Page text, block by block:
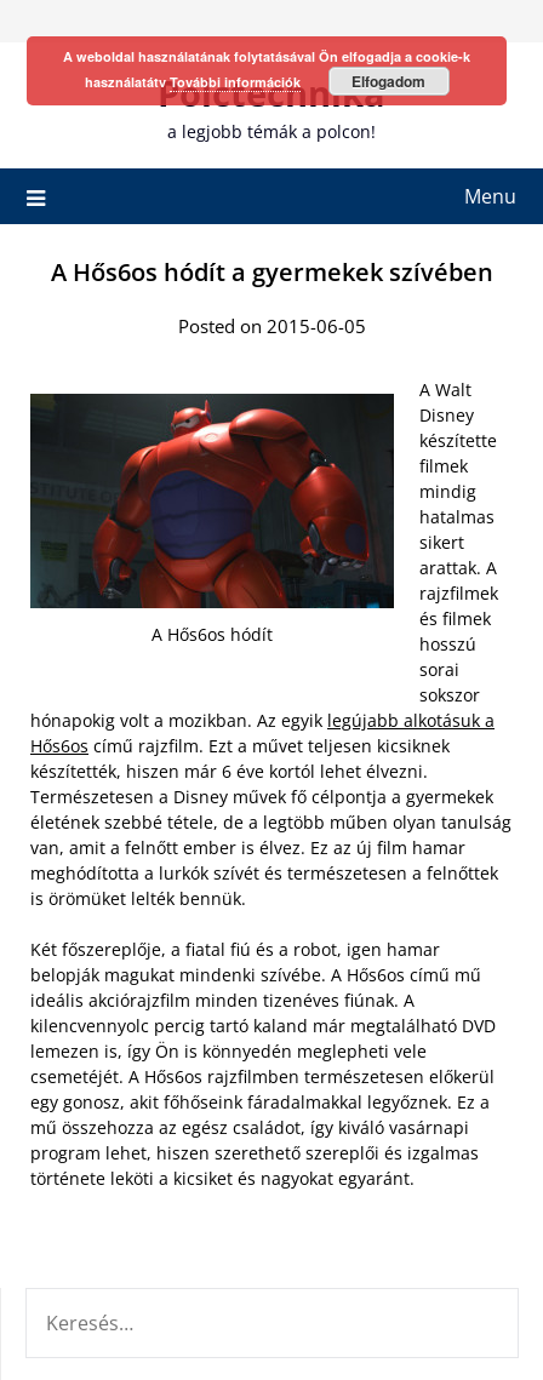
Polctechnika
a legjobb témák a polcon!
Menu
A Hős6os hódít a gyermekek szívében
Posted on 2015-06-05
A Hős6os hódít
A Walt
Disney
készítette
filmek
mindig
hatalmas
sikert
arattak. A
rajzfilmek
és filmek
hosszú
sorai
sokszor
hónapokig volt a mozikban. Az egyik legújabb alkotásuk a
Hős6os című rajzfilm. Ezt a művet teljesen kicsiknek
készítették, hiszen már 6 éve kortól lehet élvezni.
Természetesen a Disney művek fő célpontja a gyermekek
életének szebbé tétele, de a legtöbb műben olyan tanulság
van, amit a felnőtt ember is élvez. Ez az új film hamar
meghódította a lurkók szívét és természetesen a felnőttek
is örömüket lelték bennük.
Két főszereplője, a fiatal fiú és a robot, igen hamar
belopják magukat mindenki szívébe. A Hős6os című mű
ideális akciórajzfilm minden tizenéves fiúnak. A
kilencvennyolc percig tartó kaland már megtalálható DVD
lemezen is, így Ön is könnyedén meglepheti vele
csemetéjét. A Hős6os rajzfilmben természetesen előkerül
egy gonosz, akit főhőseink fáradalmakkal legyőznek. Ez a
mű összehozza az egész családot, így kiváló vasárnapi
program lehet, hiszen szerethető szereplői és izgalmas
története leköti a kicsiket és nagyokat egyaránt.
A weboldal használatának folytatásával Ön elfogadja a cookie-k
használatátvTovábbi információk Elfogadom